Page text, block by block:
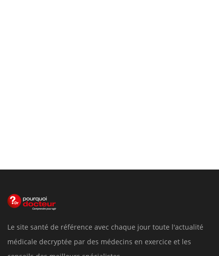
Le site santé de référence avec chaque jour toute l'actualité
médicale decryptée par des médecins en exercice et les